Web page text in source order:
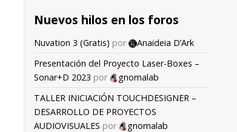
Nuevos hilos en los foros
Nuvation 3 (Gratis) por
Anaideia D’Ark
Presentación del Proyecto Laser-Boxes –
Sonar+D 2023 por
gnomalab
TALLER INICIACIÓN TOUCHDESIGNER –
DESARROLLO DE PROYECTOS
AUDIOVISUALES por
gnomalab